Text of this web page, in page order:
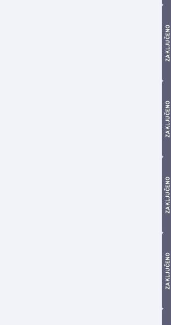
ZAKLJUČENO
ZAKLJUČENO
ZAKLJUČENO
ZAKLJUČENO